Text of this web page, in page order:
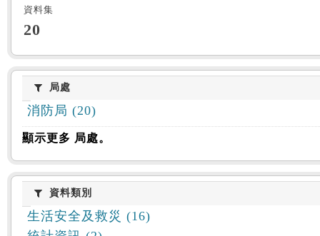
資料集
20
局處局處
消防局 (20)
顯示更多 局處。
資料類別
資料類別
生活安全及救災 (16)